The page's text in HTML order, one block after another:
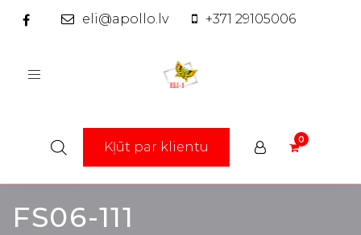
eli@apollo.lv +371 29105006
Toggle
Kļūt par klientu
FS06-111